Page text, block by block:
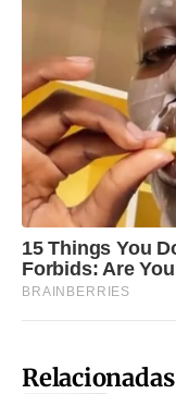
Relacionadas